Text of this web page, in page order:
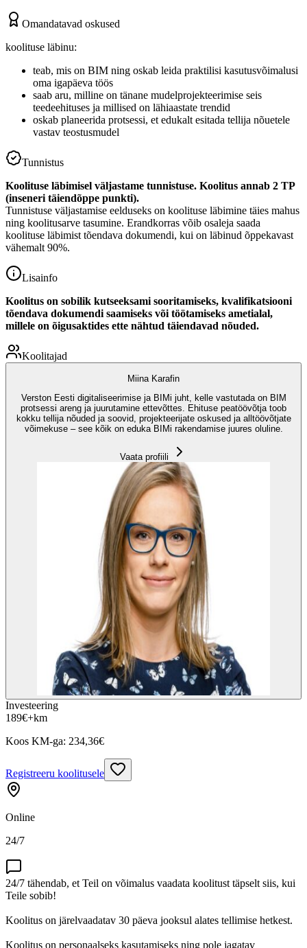
Omandatavad oskused
koolituse läbinu:
teab, mis on BIM ning oskab leida praktilisi kasutusvõimalusi
oma igapäeva töös
saab aru, milline on tänane mudelprojekteerimise seis
teedeehituses ja millised on lähiaastate trendid
oskab planeerida protsessi, et edukalt esitada tellija nõuetele
vastav teostusmudel
Tunnistus
Koolituse läbimisel väljastame tunnistuse. Koolitus annab 2 TP
(inseneri täiendõppe punkti).
Tunnistuse väljastamise eelduseks on koolituse läbimine täies mahus
ning koolitusarve tasumine. Erandkorras võib osaleja saada
koolituse läbimist tõendava dokumendi, kui on läbinud õppekavast
vähemalt 90%.
Lisainfo
Koolitus on sobilik kutseeksami sooritamiseks, kvalifikatsiooni
tõendava dokumendi saamiseks või töötamiseks ametialal,
millele on õigusaktides ette nähtud täiendavad nõuded.
Koolitajad
Miina Karafin
Verston Eesti digitaliseerimise ja BIMi juht, kelle vastutada on BIM
protsessi areng ja juurutamine ettevõttes. Ehituse peatöövõtja toob
kokku tellija nõuded ja soovid, projekteerijate oskused ja alltöövõtjate
võimekuse – see kõik on eduka BIMi rakendamise juures oluline.
Vaata profiili
Investeering
189€+km
Koos KM-ga: 234,36€
Registreeru koolitusele
Online
24/7
24/7 tähendab, et Teil on võimalus vaadata koolitust täpselt siis, kui
Teile sobib!
Koolitus on järelvaadatav 30 päeva jooksul alates tellimise hetkest.
Koolitus on personaalseks kasutamiseks ning pole jagatav